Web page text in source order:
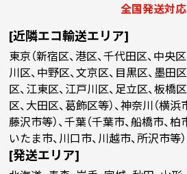
全国発送対応
[近隣エコ輸送エリア]
東京（新宿区、港区、千代田区、中央
川区、中野区、文京区、目黒区、墨田
区、江東区、江戸川区、足立区、板橋
区、大田区、葛飾区等）、神奈川（横浜
藤沢市等）、千葉（千葉市、船橋市、柏
いたま市、川口市、川越市、所沢市等）
[発送エリア]